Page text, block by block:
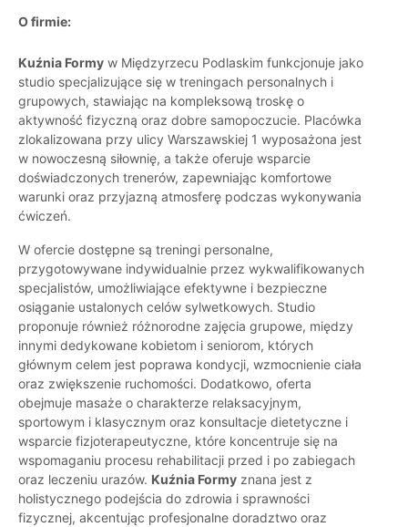
O firmie:
Kuźnia Formy w Międzyrzecu Podlaskim funkcjonuje jako
studio specjalizujące się w treningach personalnych i
grupowych, stawiając na kompleksową troskę o
aktywność fizyczną oraz dobre samopoczucie. Placówka
zlokalizowana przy ulicy Warszawskiej 1 wyposażona jest
w nowoczesną siłownię, a także oferuje wsparcie
doświadczonych trenerów, zapewniając komfortowe
warunki oraz przyjazną atmosferę podczas wykonywania
ćwiczeń.
W ofercie dostępne są treningi personalne,
przygotowywane indywidualnie przez wykwalifikowanych
specjalistów, umożliwiające efektywne i bezpieczne
osiąganie ustalonych celów sylwetkowych. Studio
proponuje również różnorodne zajęcia grupowe, między
innymi dedykowane kobietom i seniorom, których
głównym celem jest poprawa kondycji, wzmocnienie ciała
oraz zwiększenie ruchomości. Dodatkowo, oferta
obejmuje masaże o charakterze relaksacyjnym,
sportowym i klasycznym oraz konsultacje dietetyczne i
wsparcie fizjoterapeutyczne, które koncentruje się na
wspomaganiu procesu rehabilitacji przed i po zabiegach
oraz leczeniu urazów. Kuźnia Formy znana jest z
holistycznego podejścia do zdrowia i sprawności
fizycznej, akcentując profesjonalne doradztwo oraz